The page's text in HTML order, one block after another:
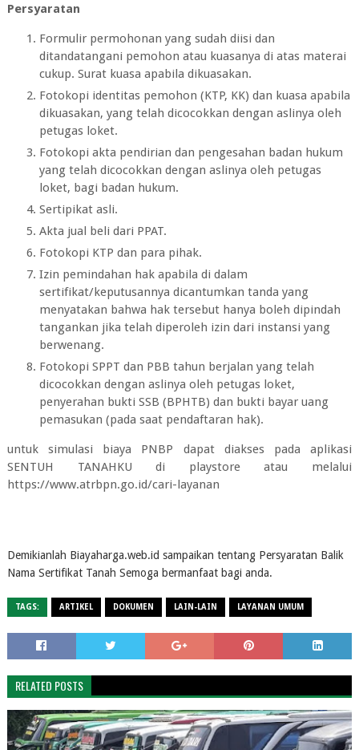
Persyaratan
Formulir permohonan yang sudah diisi dan
ditandatangani pemohon atau kuasanya di atas materai
cukup. Surat kuasa apabila dikuasakan.
Fotokopi identitas pemohon (KTP, KK) dan kuasa apabila
dikuasakan, yang telah dicocokkan dengan aslinya oleh
petugas loket.
Fotokopi akta pendirian dan pengesahan badan hukum
yang telah dicocokkan dengan aslinya oleh petugas
loket, bagi badan hukum.
Sertipikat asli.
Akta jual beli dari PPAT.
Fotokopi KTP dan para pihak.
Izin pemindahan hak apabila di dalam
sertifikat/keputusannya dicantumkan tanda yang
menyatakan bahwa hak tersebut hanya boleh dipindah
tangankan jika telah diperoleh izin dari instansi yang
berwenang.
Fotokopi SPPT dan PBB tahun berjalan yang telah
dicocokkan dengan aslinya oleh petugas loket,
penyerahan bukti SSB (BPHTB) dan bukti bayar uang
pemasukan (pada saat pendaftaran hak).
untuk simulasi biaya PNBP dapat diakses pada aplikasi
SENTUH TANAHKU di playstore atau melalui
https://www.atrbpn.go.id/cari-layanan
Demikianlah Biayaharga.web.id sampaikan tentang Persyaratan Balik
Nama Sertifikat Tanah Semoga bermanfaat bagi anda.
TAGS: ARTIKEL DOKUMEN LAIN-LAIN LAYANAN UMUM
RELATED POSTS